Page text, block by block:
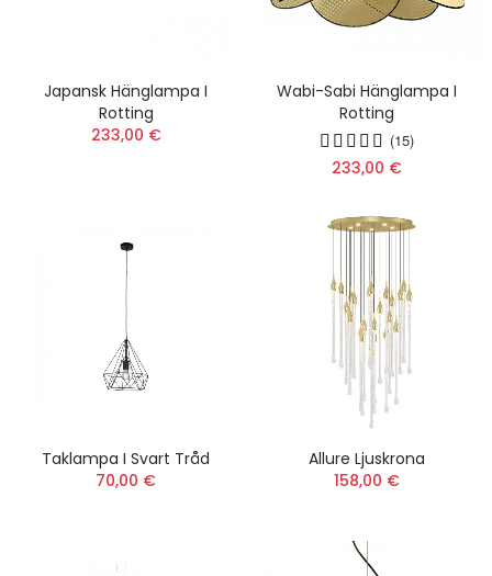
Japansk Hänglampa I
Rotting
233,00 €
Wabi-Sabi Hänglampa I
Rotting
(15)
233,00 €
Taklampa I Svart Tråd
70,00 €
Allure Ljuskrona
158,00 €